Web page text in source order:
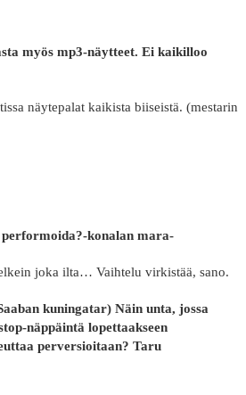
myös mp3-näytteet. Ei kaikilloo
näytepalat kaikista biiseistä. (mestarin
konalan mara-
joka ilta… Vaihtelu virkistää, sano.
kuningatar) Näin unta, jossa
näppäintä lopettaakseen
perversioitaan? Taru